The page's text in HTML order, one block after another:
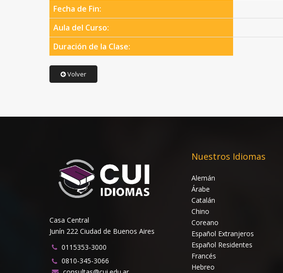
Fecha de Fin:
Aula del Curso:
Duración de la Clase:
Volver
Casa Central
Junín 222 Ciudad de Buenos Aires
0115353-3000
0810-345-3066
Nuestros Idiomas
Alemán
Árabe
Catalán
Chino
Coreano
Español Extranjeros
Español Residentes
Francés
Hebreo